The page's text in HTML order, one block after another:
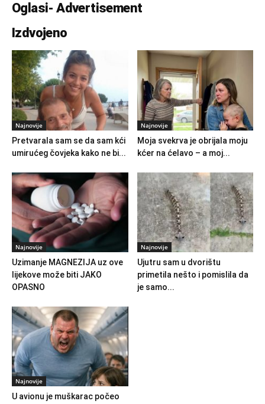
Oglasi- Advertisement
Izdvojeno
Najnovije
Pretvarala sam se da sam kći
umirućeg čovjeka kako ne bi...
Najnovije
Moja svekrva je obrijala moju
kćer na ćelavo – a moj...
Najnovije
Uzimanje MAGNEZIJA uz ove
lijekove može biti JAKO
OPASNO
Najnovije
Ujutru sam u dvorištu
primetila nešto i pomislila da
je samo...
Najnovije
U avionu je muškarac počeo